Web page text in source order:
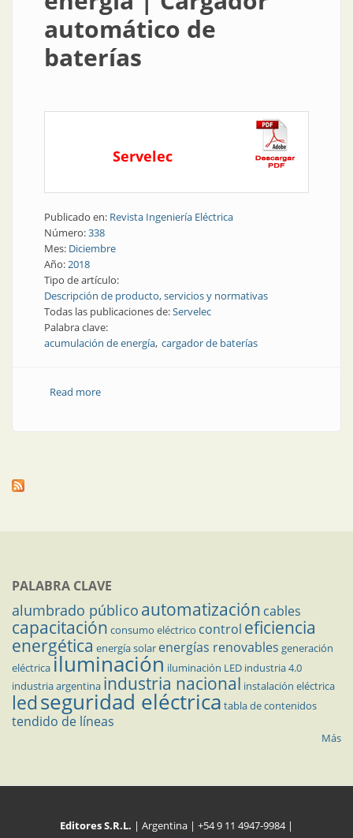
automático de
baterías
Servelec
Publicado en: Revista Ingeniería Eléctrica
Número:338
Mes: Diciembre
Año:2018
Tipo de artículo:
Descripción de producto, servicios y normativas
Todas las publicaciones de:Servelec
Palabra clave:
acumulación de energía cargador de baterías
Read moreabout Acumulación de energía | Cargador
PALABRA CLAVE
alumbrado público automatización cables
capacitación consumo eléctrico control eficiencia
energética energía solar energías renovables generación
eléctricailuminación iluminación LED industria 4.0
industria argentina industria nacional instalación eléctrica
ledseguridad eléctrica tabla de contenidos
tendido de líneas
Más
Editores S.R.L. | Argentina | +54 9 11 4947-9984 |